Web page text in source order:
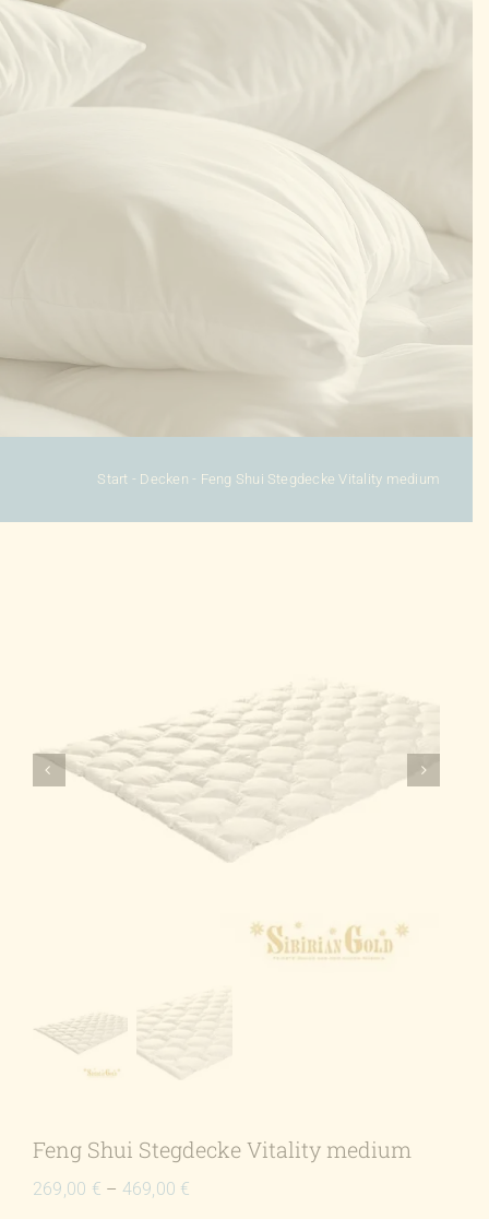
KONFIGURATOR
DAUNENDECKEN
ÜBER UNS
Start - Decken - Feng Shui Stegdecke Vitality medium
Feng Shui Stegdecke Vitality medium
269,00 € – 469,00 €